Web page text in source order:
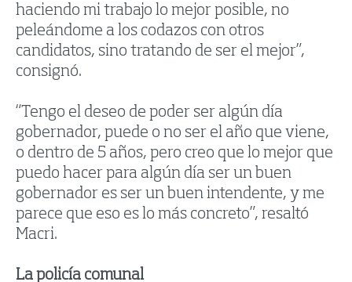
haciendo mi trabajo lo mejor posible, no
peleándome a los codazos con otros
candidatos, sino tratando de ser el mejor”,
consignó.
“Tengo el deseo de poder ser algún día
gobernador, puede o no ser el año que viene,
o dentro de 5 años, pero creo que lo mejor que
puedo hacer para algún día ser un buen
gobernador es ser un buen intendente, y me
parece que eso es lo más concreto”, resaltó
Macri.
La policía comunal